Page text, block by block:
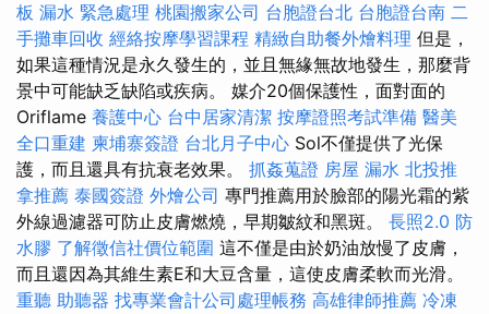
板 漏水 緊急處理 桃園搬家公司 台胞證台北 台胞證台南 二
手攤車回收 經絡按摩學習課程 精緻自助餐外燴料理 但是，
如果這種情況是永久發生的，並且無緣無故地發生，那麼背
景中可能缺乏缺陷或疾病。 媒介20個保護性，面對面的
Oriflame 養護中心 台中居家清潔 按摩證照考試準備 醫美
全口重建 柬埔寨簽證 台北月子中心 Sol不僅提供了光保
護，而且還具有抗衰老效果。 抓姦蒐證 房屋 漏水 北投推
拿推薦 泰國簽證 外燴公司 專門推薦用於臉部的陽光霜的紫
外線過濾器可防止皮膚燃燒，早期皺紋和黑斑。 長照2.0 防
水膠 了解徵信社價位範圍 這不僅是由於奶油放慢了皮膚，
而且還因為其維生素E和大豆含量，這使皮膚柔軟而光滑。
重聽 助聽器 找專業會計公司處理帳務 高雄律師推薦 冷凍